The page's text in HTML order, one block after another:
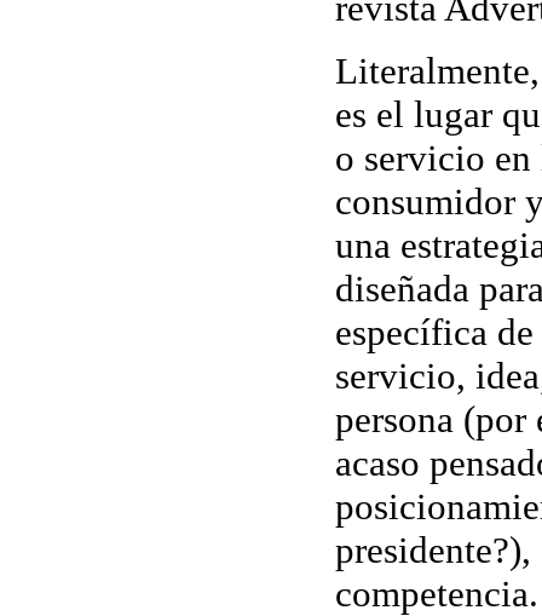
es el lugar
o servicio
consumidor
una
diseñada
específica
servicio,
persona (por
acaso
competencia.